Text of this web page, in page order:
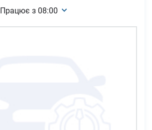
Працює з 08:00